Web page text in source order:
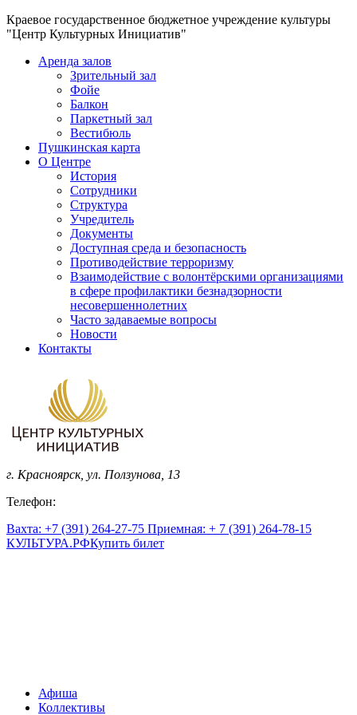
Краевое государственное бюджетное учреждение культуры
"Центр Культурных Инициатив"
Аренда залов
Зрительный зал
Фойе
Балкон
Паркетный зал
Вестибюль
Пушкинская карта
О Центре
История
Сотрудники
Структура
Учредитель
Документы
Доступная среда и безопасность
Противодействие терроризму
Взаимодействие с волонтёрскими организациями
в сфере профилактики безнадзорности
несовершеннолетних
Часто задаваемые вопросы
Новости
Контакты
г. Красноярск, ул. Ползунова, 13
Телефон:
Вахта: +7 (391) 264-27-75 Приемная: + 7 (391) 264-78-15
КУЛЬТУРА.РФКупить билет
Афиша
Коллективы